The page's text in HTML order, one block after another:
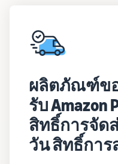
ผลิตภัณฑ์ข
รับ Amazon
สิทธิ์การจัด
วัน สิทธิ์การ